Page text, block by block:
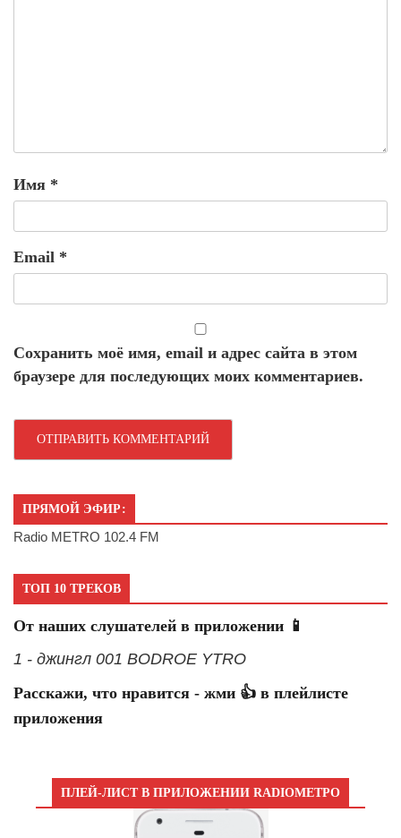
Имя *
Email *
Сохранить моё имя, email и адрес сайта в этом
браузере для последующих моих комментариев.
ПРЯМОЙ ЭФИР:
Radio METRO 102.4 FM
ТОП 10 ТРЕКОВ
От наших слушателей в приложении 📱
1 - джингл 001 BODROE YTRO
Расскажи, что нравится - жми 👍 в плейлисте
приложения
ПЛЕЙ-ЛИСТ В ПРИЛОЖЕНИИ RADIOМЕТРО